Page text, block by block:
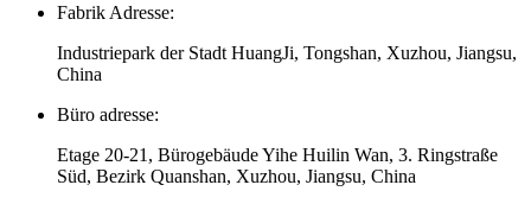
Fabrik Adresse:
Industriepark der Stadt HuangJi, Tongshan, Xuzhou, Jiangsu,
China
Büro adresse:
Etage 20-21, Bürogebäude Yihe Huilin Wan, 3. Ringstraße
Süd, Bezirk Quanshan, Xuzhou, Jiangsu, China